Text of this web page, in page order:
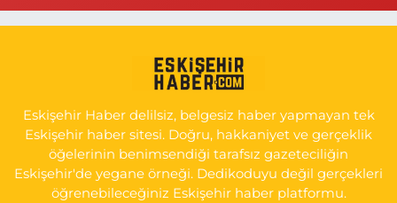
İSTİKLAL MAH. ŞAİR FUZULİ CAD. NO:35 A HAVA HASTANESİ
KARŞI KÖŞESİ ŞAİR FUZULİ AİLE SAĞLIĞI MERKEZİ KARŞISI
0 (222) 230 11 31 Yol Tarifi Al
Eskişehir Haber delilsiz, belgesiz haber yapmayan tek
Eskişehir haber sitesi. Doğru, hakkaniyet ve gerçeklik
öğelerinin benimsendiği tarafsız gazeteciliğin
Eskişehir'de yegane örneği. Dedikoduyu değil gerçekleri
öğrenebileceğiniz Eskişehir haber platformu.